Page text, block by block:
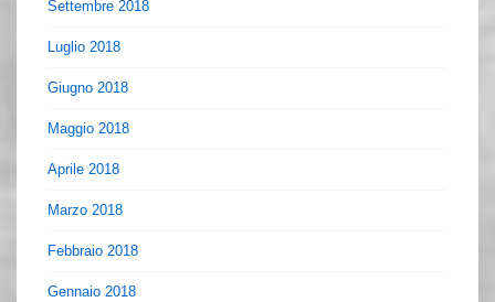
Settembre 2018
Luglio 2018
Giugno 2018
Maggio 2018
Aprile 2018
Marzo 2018
Febbraio 2018
Gennaio 2018